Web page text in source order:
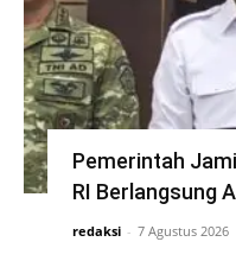
Pemerintah
RI Berlangsung
redaksi - 7 Agustus 2026